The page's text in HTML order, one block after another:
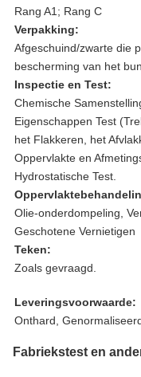
Rang A1; Rang C
Verpakking:
Afgeschuind/zwarte die
bescherming van het
Inspectie en Test:
Chemische
Eigenschappen Test
het Flakkeren, het
Oppervlakte en
Hydrostatische Test.
Olie-onderdompeling,
Geschotene Vernietigen
Teken:
Zoals gevraagd.
Leveringsvoorwaarde:
Onthard,
Fabriekstest en